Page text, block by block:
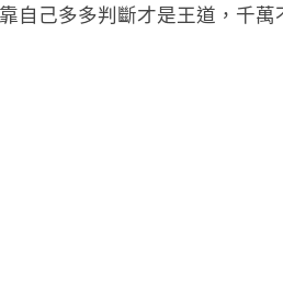
自己多多判斷才是王道，千萬